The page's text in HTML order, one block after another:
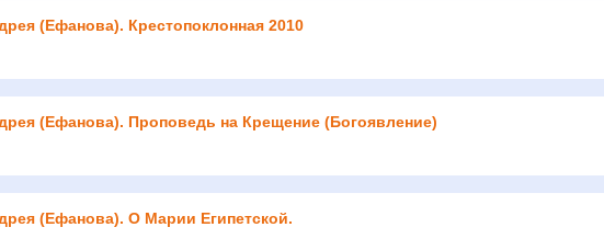
(Ефанова). Крестопоклонная 2010
(Ефанова). Проповедь на Крещение (Богоявление)
(Ефанова). О Марии Египетской.